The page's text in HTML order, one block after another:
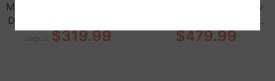
Mars Hydro FC4000 320W
Dimmable LED Grow Light
$319.99
Mars Hydro Smart Grow
System FC 4800 Samsung
480W Lampes de culture
$479.99